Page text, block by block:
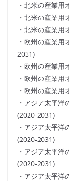
・北米の産業
・北米の産業
・北米の産業
・欧州の産業
2031)
・欧州の産業
・欧州の産業
・欧州の産業
・アジア太平
(2020-2031)
・アジア太平
(2020-2031)
・アジア太平
(2020-2031)
・アジア太平